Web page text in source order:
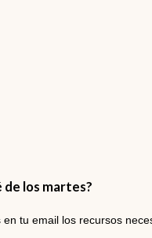
de los martes?​
tu email los recursos